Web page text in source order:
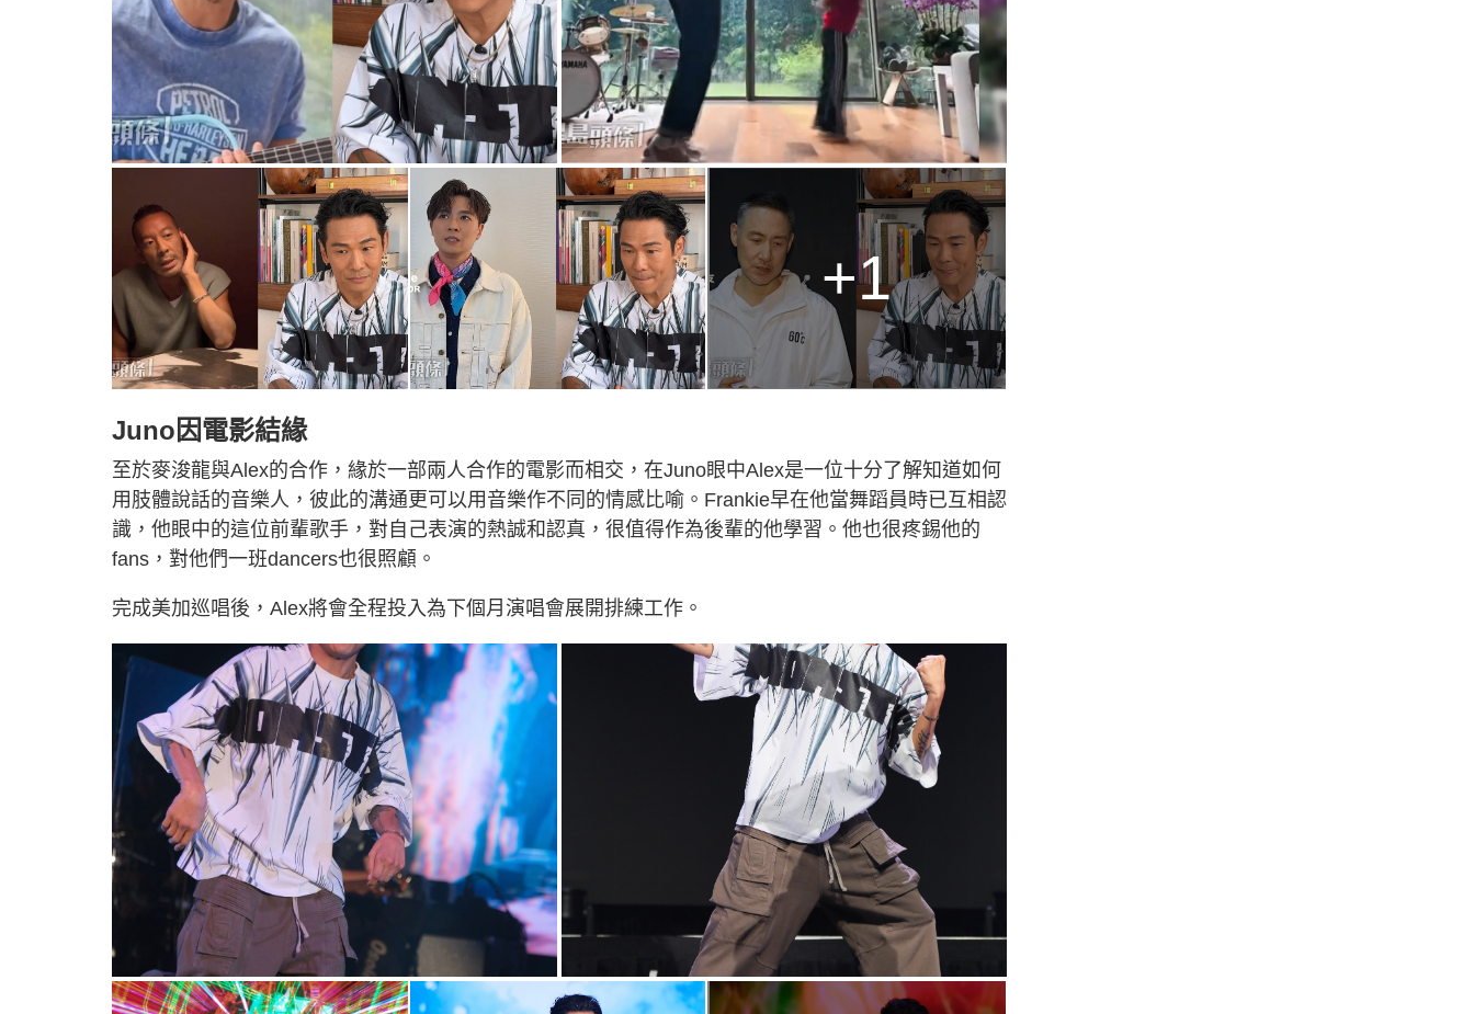
+1
Juno因電影結緣
至於麥浚龍與Alex的合作，緣於一部兩人合作的電影而相交，在Juno眼中Alex是一位十分了解知道如何
用肢體說話的音樂人，彼此的溝通更可以用音樂作不同的情感比喻。Frankie早在他當舞蹈員時已互相認
識，他眼中的這位前輩歌手，對自己表演的熱誠和認真，很值得作為後輩的他學習。他也很疼錫他的
fans，對他們一班dancers也很照顧。
完成美加巡唱後，Alex將會全程投入為下個月演唱會展開排練工作。